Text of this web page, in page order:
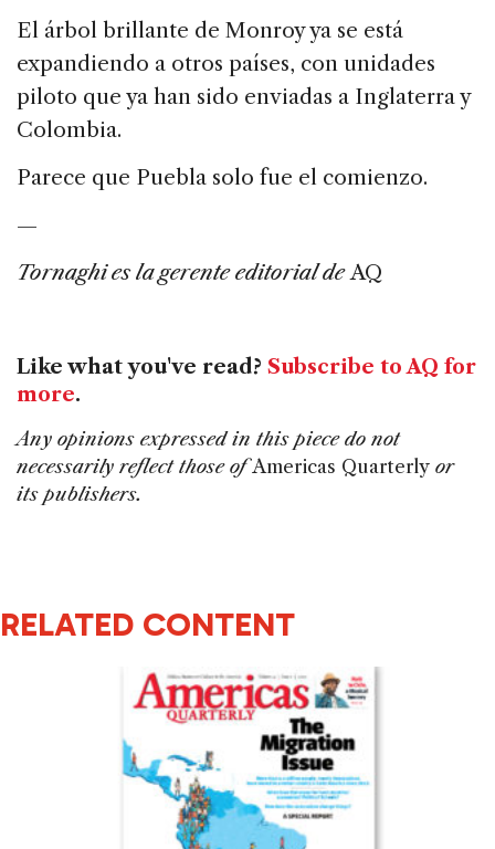
El árbol brillante de Monroy ya se está
expandiendo a otros países, con unidades
piloto que ya han sido enviadas a Inglaterra y
Colombia.
Parece que Puebla solo fue el comienzo.
—
Tornaghi es la gerente editorial deAQ
Like what you've read? Subscribe to AQ for
more.
Any opinions expressed in this piece do not
necessarily reflect those ofAmericas Quarterly or
its publishers.
RELATED CONTENT